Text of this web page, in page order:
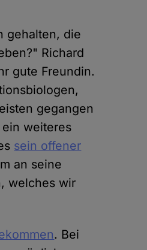
gehalten, die
Richard
gute Freundin.
gegangen
weiteres
sein offener
an seine
welches wir
. Bei